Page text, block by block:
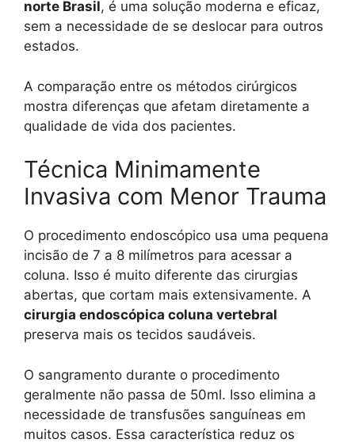
norte Brasil, é uma solução moderna e eficaz,
sem a necessidade de se deslocar para outros
estados.
A comparação entre os métodos cirúrgicos
mostra diferenças que afetam diretamente a
qualidade de vida dos pacientes.
Técnica Minimamente
Invasiva com Menor Trauma
O procedimento endoscópico usa uma pequena
incisão de 7 a 8 milímetros para acessar a
coluna. Isso é muito diferente das cirurgias
abertas, que cortam mais extensivamente. A
cirurgia endoscópica coluna vertebral
preserva mais os tecidos saudáveis.
O sangramento durante o procedimento
geralmente não passa de 50ml. Isso elimina a
necessidade de transfusões sanguíneas em
muitos casos. Essa característica reduz os